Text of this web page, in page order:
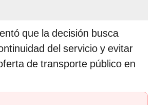
que la decisión busca
del servicio y evitar
de transporte público en